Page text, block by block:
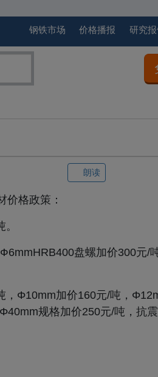
钢铁市场 价格播报 研究
朗读
格政策：
盘螺加价300元/
，Φ10mm加价160元/吨，
规格加价250元/吨，抗